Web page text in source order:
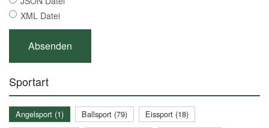
XML Datei
Sportart
Angelsport (1) Ballsport (79)
Eissport (18)